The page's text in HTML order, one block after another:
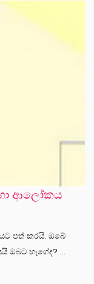
හා ආලෝකය
පත් කරයි. ඔබේ
ඔබට හැගේද? ...